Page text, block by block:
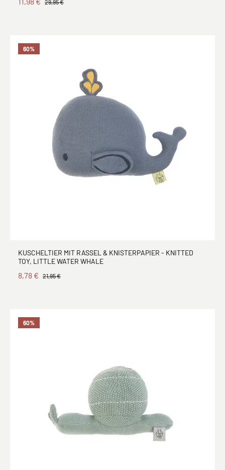
29,95 €
60%
KUSCHELTIER MIT RASSEL & KNISTERPAPIER - KNITTED
TOY, LITTLE WATER WHALE
8,78 € 21,95 €
60%